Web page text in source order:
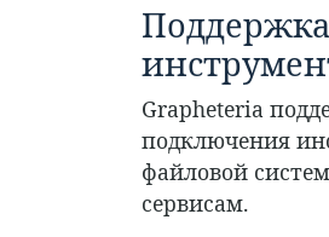
Grapheteria
подключения
файловой
сервисам.